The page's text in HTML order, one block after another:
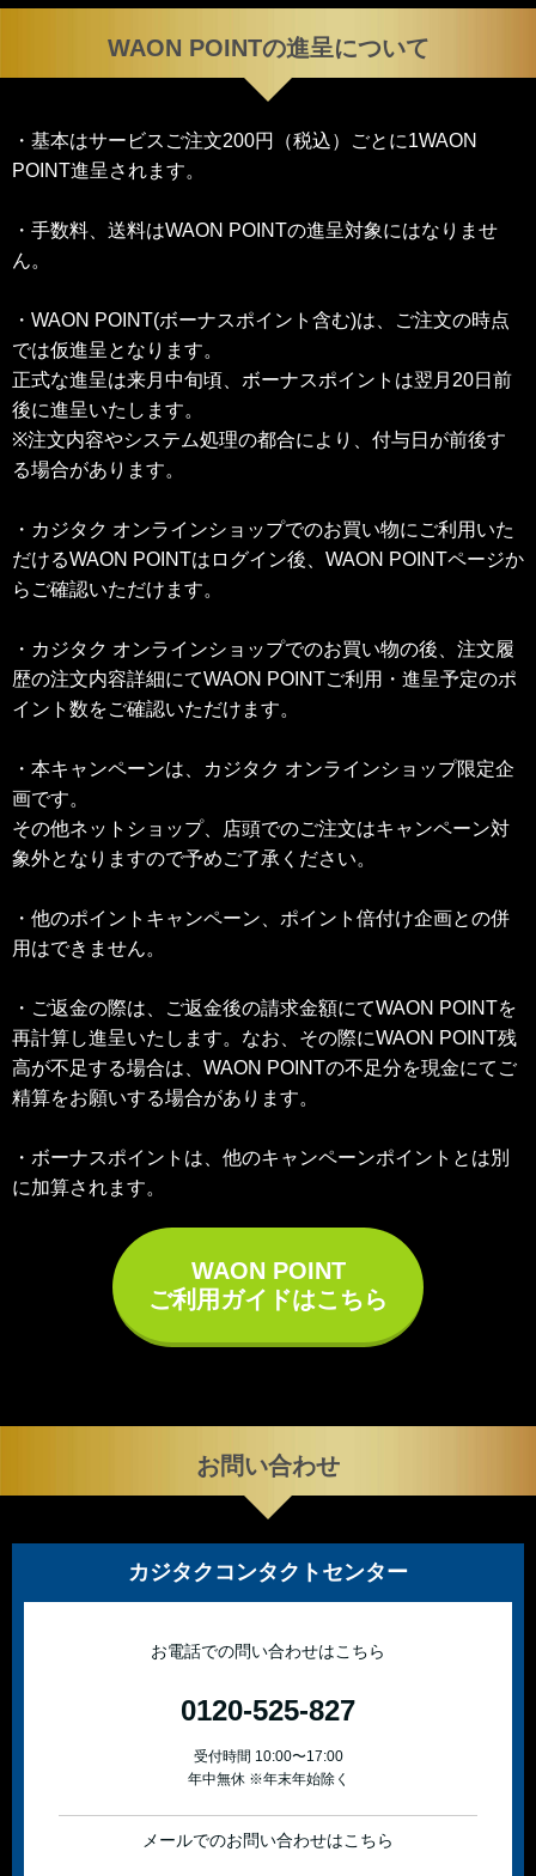
WAON POINTの進呈について
・基本はサービスご注文200円（税込）ごとに1WAON
POINT進呈されます。
・手数料、送料はWAON POINTの進呈対象にはなりませ
ん。
・WAON POINT(ボーナスポイント含む)は、ご注文の時点
では仮進呈となります。
正式な進呈は来月中旬頃、ボーナスポイントは翌月20日前
後に進呈いたします。
※注文内容やシステム処理の都合により、付与日が前後す
る場合があります。
・カジタク オンラインショップでのお買い物にご利用いた
だけるWAON POINTはログイン後、WAON POINTページか
らご確認いただけます。
・カジタク オンラインショップでのお買い物の後、注文履
歴の注文内容詳細にてWAON POINTご利用・進呈予定のポ
イント数をご確認いただけます。
・本キャンペーンは、カジタク オンラインショップ限定企
画です。
その他ネットショップ、店頭でのご注文はキャンペーン対
象外となりますので予めご了承ください。
・他のポイントキャンペーン、ポイント倍付け企画との併
用はできません。
・ご返金の際は、ご返金後の請求金額にてWAON POINTを
再計算し進呈いたします。なお、その際にWAON POINT残
高が不足する場合は、WAON POINTの不足分を現金にてご
精算をお願いする場合があります。
・ボーナスポイントは、他のキャンペーンポイントとは別
に加算されます。
WAON POINT
ご利用ガイドはこちら
お問い合わせ
カジタクコンタクトセンター
お電話での問い合わせはこちら
0120-525-827
受付時間 10:00〜17:00
年中無休 ※年末年始除く
メールでのお問い合わせはこちら